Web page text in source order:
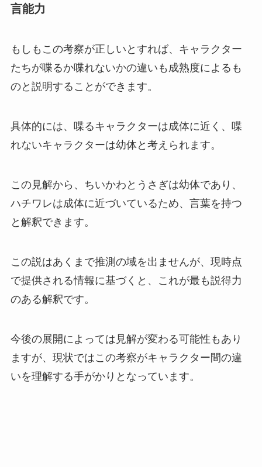
言能力
もしもこの考察が正しいとすれば、キャラクター
たちが喋るか喋れないかの違いも成熟度によるも
のと説明することができます。
具体的には、喋るキャラクターは成体に近く、喋
れないキャラクターは幼体と考えられます。
この見解から、ちいかわとうさぎは幼体であり、
ハチワレは成体に近づいているため、言葉を持つ
と解釈できます。
この説はあくまで推測の域を出ませんが、現時点
で提供される情報に基づくと、これが最も説得力
のある解釈です。
今後の展開によっては見解が変わる可能性もあり
ますが、現状ではこの考察がキャラクター間の違
いを理解する手がかりとなっています。